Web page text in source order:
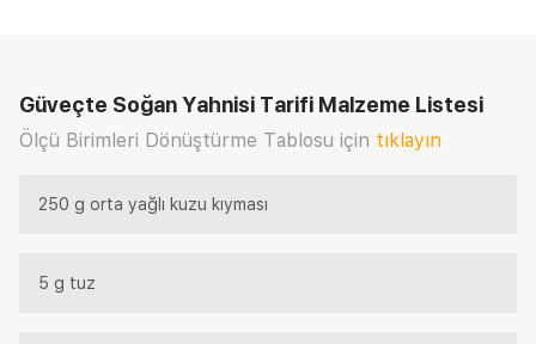
Güveçte Soğan Yahnisi Tarifi Malzeme Listesi
Ölçü Birimleri Dönüştürme Tablosu için tıklayın
250 g orta yağlı kuzu kıyması
5 g tuz